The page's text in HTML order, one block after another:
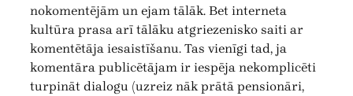
nokomentējām un ejam tālāk. Bet interneta
kultūra prasa arī tālāku atgriezenisko saiti ar
komentētāja iesaistīšanu. Tas vienīgi tad, ja
komentāra publicētājam ir iespēja nekomplicēti
turpināt dialogu (uzreiz nāk prātā pensionāri,